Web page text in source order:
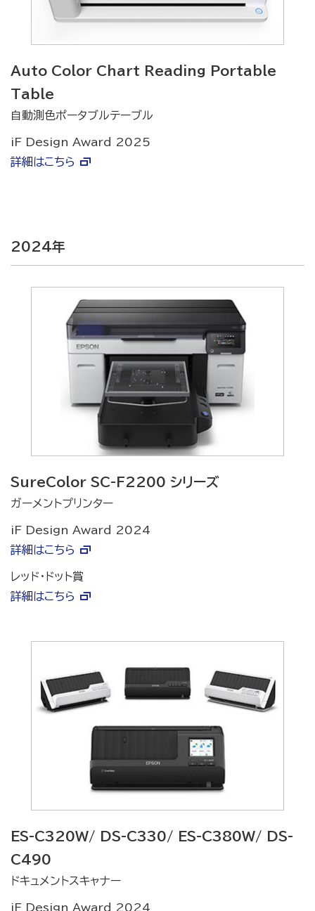
Auto Color Chart Reading Portable
Table
自動測色ポータブルテーブル
iF Design Award 2025
詳細はこちら
2024年
SureColor SC-F2200 シリーズ
ガーメントプリンター
iF Design Award 2024
詳細はこちら
レッド・ドット賞
詳細はこちら
ES-C320W/ DS-C330/ ES-C380W/ DS-
C490
ドキュメントスキャナー
iF Design Award 2024